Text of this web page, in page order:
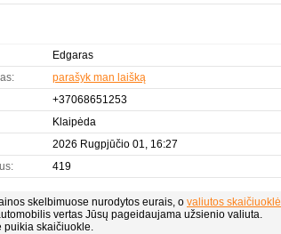
Edgaras
parašyk man laišką
+37068651253
Klaipėda
2026 Rugpjūčio 01, 16:27
419
skelbimuose nurodytos eurais, o valiutos skaičiuoklė
vertas Jūsų pageidaujama užsienio valiuta.
puikia skaičiuokle.